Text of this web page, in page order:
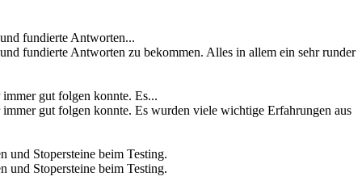
fundierte Antworten...
fundierte Antworten zu bekommen. Alles in allem ein sehr runder
gut folgen konnte. Es...
gut folgen konnte. Es wurden viele wichtige Erfahrungen aus
und Stopersteine beim Testing.
und Stopersteine beim Testing.